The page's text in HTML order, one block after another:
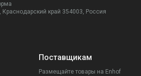
Краснодарский край 354003, Россия
Поставщикам
Размещайте товары на Enhof